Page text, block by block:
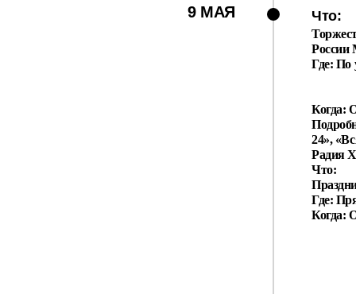
9 МАЯ Что:
России
Где: По
Когда:
24»,
Радия
Что:
Где:
Когда: